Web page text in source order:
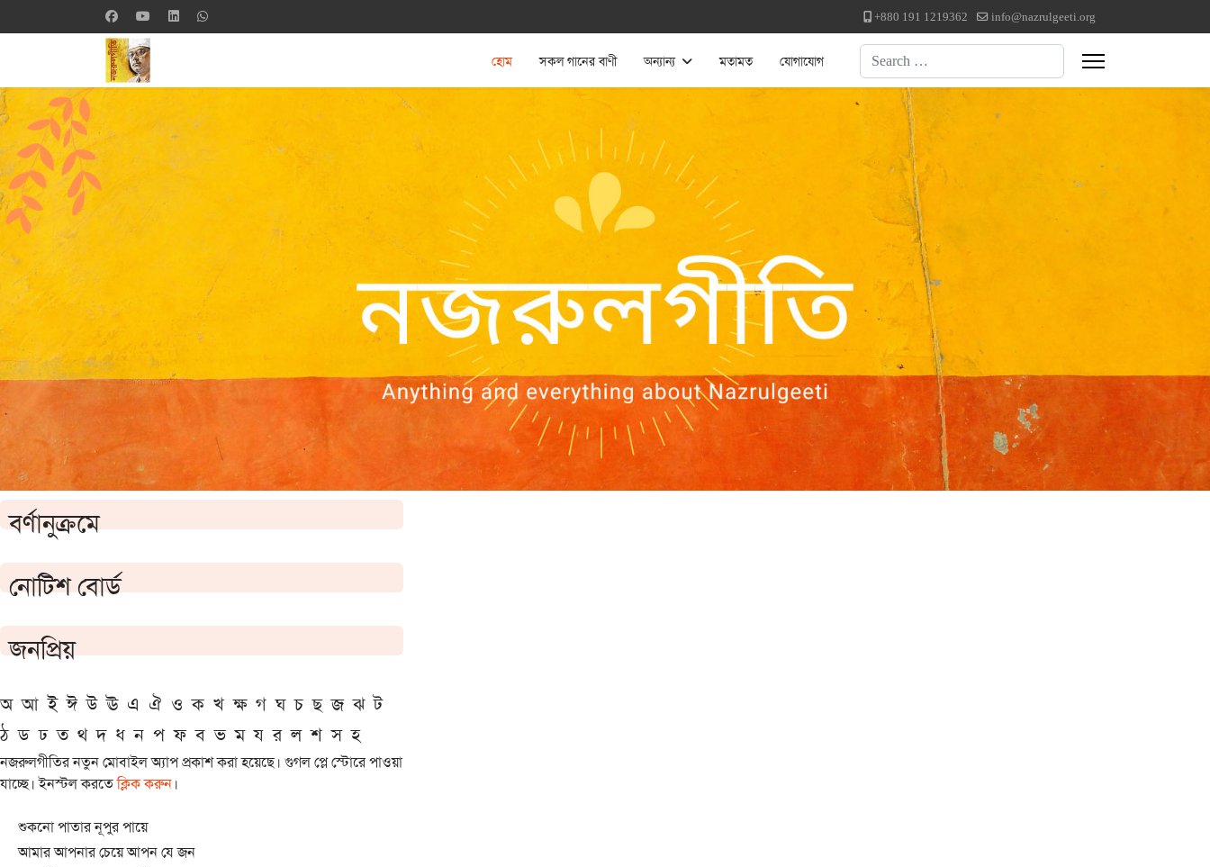
+880 191 1219362 info@nazrulgeeti.org
হোম সকল গানের বাণী অন্যান্য মতামত যোগাযোগ Search
বর্ণানুক্রমে
নোটিশ বোর্ড
জনপ্রিয়
অ আ ই ঈ উ ঊ এ ঐ ও ক খ ক্ষ গ ঘ চ ছ জ ঝ ট
ঠ ড ঢ ত থ দ ধ ন প ফ ব ভ ম য র ল শ স হ
নজরুলগীতির নতুন মোবাইল অ্যাপ প্রকাশ করা হয়েছে। গুগল প্লে স্টোরে পাওয়া
যাচ্ছে। ইনস্টল করতেক্লিক করুন।
শুকনো পাতার নূপুর পায়ে
আমার আপনার চেয়ে আপন যে জন